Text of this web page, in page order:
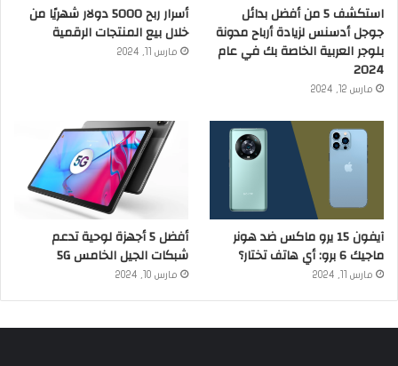
استكشف 5 من أفضل بدائل
جوجل أدسنس لزيادة أرباح مدونة
بلوجر العربية الخاصة بك في عام
2024
مارس 12, 2024
أسرار ربح 5000 دولار شهريًا من
خلال بيع المنتجات الرقمية
مارس 11, 2024
آيفون 15 يرو ماكس ضد هونر
ماجيك 6 برو: أي هاتف تختار؟
مارس 11, 2024
أفضل 5 أجهزة لوحية تدعم
شبكات الجيل الخامس 5G
مارس 10, 2024